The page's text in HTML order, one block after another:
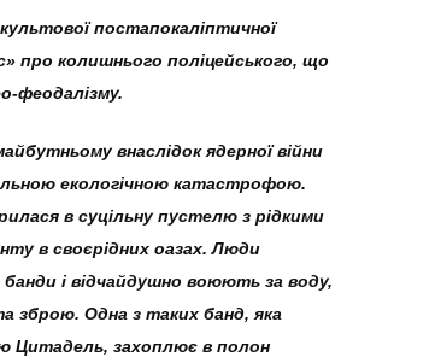
постапокаліптичної
про колишнього поліцейського, що
феодалізму.
внаслідок ядерної війни
екологічною катастрофою.
в суцільну пустелю з рідкими
в своєрідних оазах. Люди
і відчайдушно воюють за воду,
зброю. Одна з таких банд, яка
Цитадель, захоплює в полон